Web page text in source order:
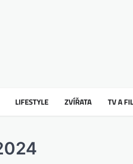
LIFESTYLE ZVÍŘATA TV A